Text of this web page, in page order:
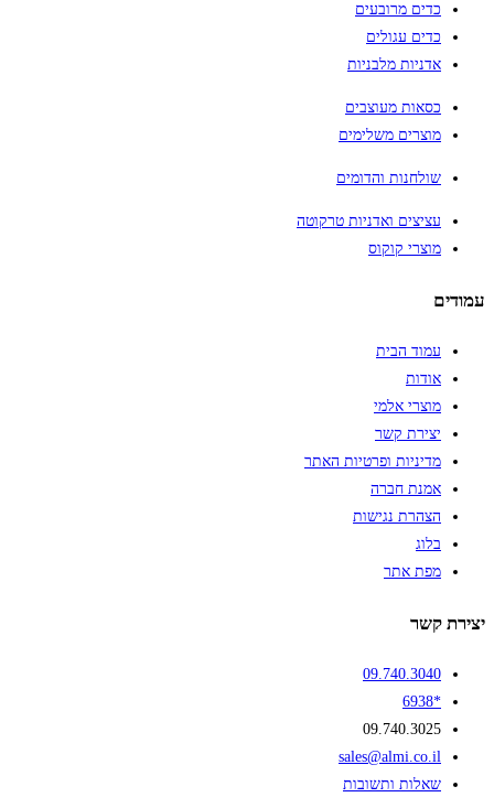
כדים מרובעים
כדים עגולים
אדניות מלבניות
כסאות מעוצבים
מוצרים משלימים
שולחנות והדומים
עציצים ואדניות טרקוטה
מוצרי קוקוס
עמודים
עמוד הבית
אודות
מוצרי אלמי
יצירת קשר
מדיניות ופרטיות האתר
אמנת חברה
הצהרת נגישות
בלוג
מפת אתר
יצירת קשר
09.740.3040
*6938
09.740.3025
sales@almi.co.il
שאלות ותשובות